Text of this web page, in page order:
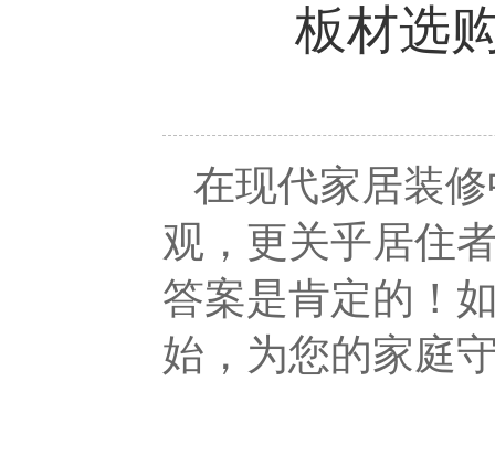
板材选
在现代家居装
观，更关乎居住
答案是肯定的！
始，为您的家庭